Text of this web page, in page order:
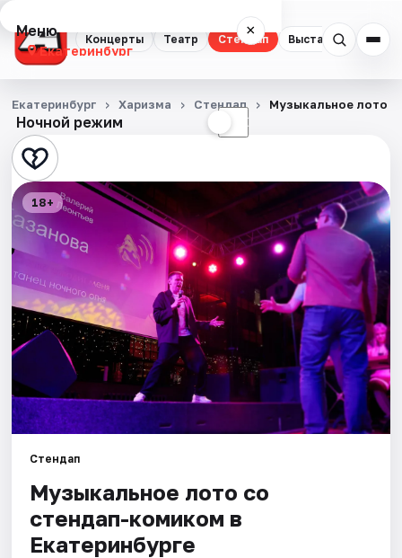
Концерты Театр Стендап Выставки
Меню ×
Екатеринбург
Концерты
Театр
Стендап
Выставки
Квесты
Экскурсии
Спорт
События
Площадки
Артисты
Ночной режим ☾
Екатеринбург Харизма Стендап Музыкальное лото
18+
Стендап
Музыкальное лото со
стендап-комиком в
Екатеринбурге